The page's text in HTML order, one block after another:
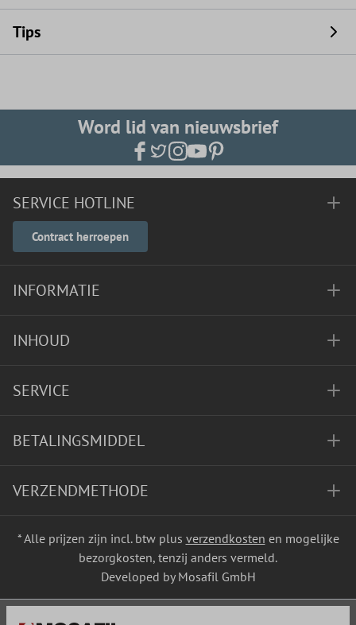
Tips
Word lid van nieuwsbrief
SERVICE HOTLINE
Contract herroepen
INFORMATIE
INHOUD
SERVICE
BETALINGSMIDDEL
VERZENDMETHODE
* Alle prijzen zijn incl. btw plus verzendkosten en mogelijke
bezorgkosten, tenzij anders vermeld.
Developed by Mosafil GmbH